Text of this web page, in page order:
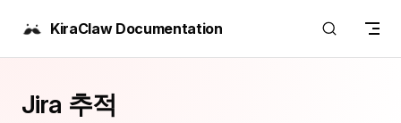
Skip to content
KiraClaw Documentation
Jira 추적